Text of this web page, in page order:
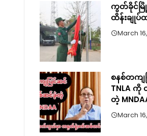
ကွတ်ခိုင်မြို့
ထိန်းချုပ်
March
စနစ်တကျ
TNLA ကို
တဲ့
March